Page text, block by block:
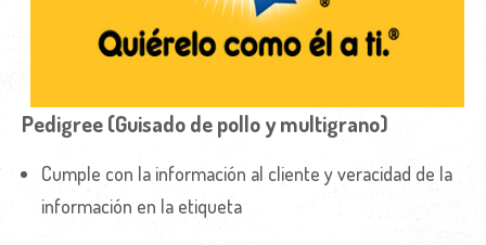
Pedigree (Guisado de pollo y multigrano)
Cumple con la información al cliente y veracidad de la
información en la etiqueta